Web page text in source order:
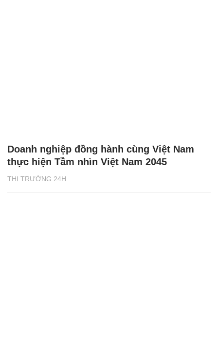
THỊ TRƯỜNG 24H
Doanh nghiệp đồng hành cùng Việt Nam
thực hiện Tầm nhìn Việt Nam 2045